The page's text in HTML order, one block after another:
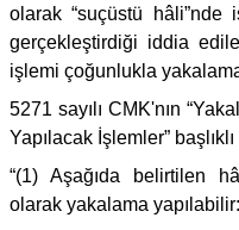
olarak “suçüstü
gerçekleştirdiği iddia
işlemi çoğunlukla
5271 sayılı CMK'nın
Yapılacak İşlemler”
“(1) Aşağıda belirtilen
olarak yakalama yapılabilir: